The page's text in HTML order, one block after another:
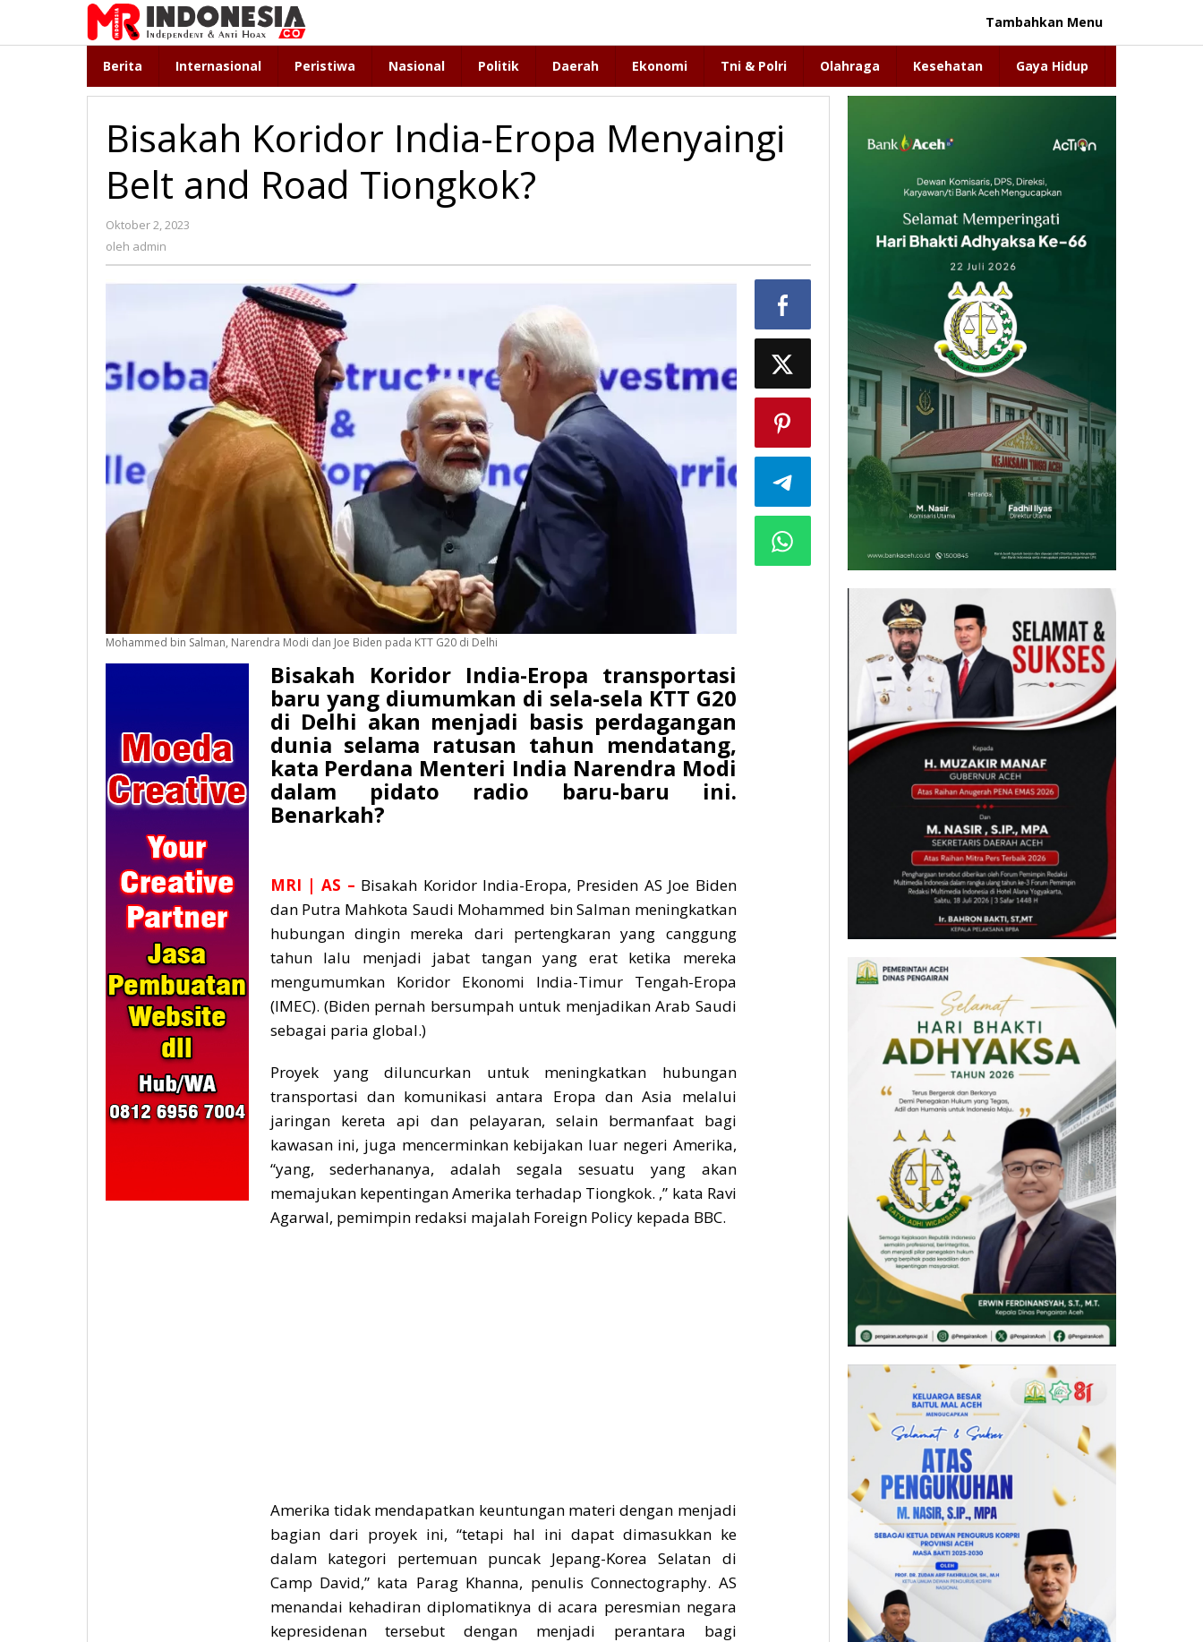
konten
Tambahkan Menu
Berita Internasional Peristiwa Nasional Politik Daerah Ekonomi Tni & Polri Olahraga Kesehatan Gaya Hidup
Bisakah Koridor India-Eropa Menyaingi
Belt and Road Tiongkok?
Oktober 2, 2023
oleh admin
Mohammed bin Salman, Narendra Modi dan Joe Biden pada KTT G20 di Delhi
Bisakah Koridor India-Eropa transportasi
baru yang diumumkan di sela-sela KTT G20
di Delhi akan menjadi basis perdagangan
dunia selama ratusan tahun mendatang,
kata Perdana Menteri India Narendra Modi
dalam pidato radio baru-baru ini.
Benarkah?
MRI | AS – Bisakah Koridor India-Eropa, Presiden AS Joe Biden
dan Putra Mahkota Saudi Mohammed bin Salman meningkatkan
hubungan dingin mereka dari pertengkaran yang canggung
tahun lalu menjadi jabat tangan yang erat ketika mereka
mengumumkan Koridor Ekonomi India-Timur Tengah-Eropa
(IMEC). (Biden pernah bersumpah untuk menjadikan Arab Saudi
sebagai paria global.)
Proyek yang diluncurkan untuk meningkatkan hubungan
transportasi dan komunikasi antara Eropa dan Asia melalui
jaringan kereta api dan pelayaran, selain bermanfaat bagi
kawasan ini, juga mencerminkan kebijakan luar negeri Amerika,
“yang, sederhananya, adalah segala sesuatu yang akan
memajukan kepentingan Amerika terhadap Tiongkok. ,” kata Ravi
Agarwal, pemimpin redaksi majalah Foreign Policy kepada BBC.
Amerika tidak mendapatkan keuntungan materi dengan menjadi
bagian dari proyek ini, “tetapi hal ini dapat dimasukkan ke
dalam kategori pertemuan puncak Jepang-Korea Selatan di
Camp David,” kata Parag Khanna, penulis Connectography. AS
menandai kehadiran diplomatiknya di acara peresmian negara
kepresidenan tersebut dengan menjadi perantara bagi